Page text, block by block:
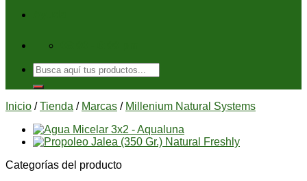
Buscar
por:
Inicio / Tienda / Marcas / Millenium Natural Systems
Categorías del producto